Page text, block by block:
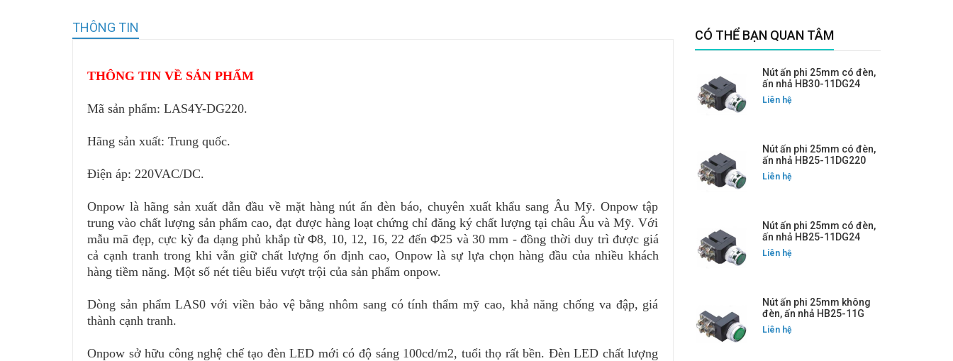
THÔNG TIN
THÔNG TIN VỀ SẢN PHẨM
Mã sản phẩm: LAS4Y-DG220.
Hãng sản xuất: Trung quốc.
Điện áp: 220VAC/DC.
Onpow là hãng sản xuất dẫn đầu về mặt hàng nút ấn đèn báo, chuyên xuất khẩu sang Âu Mỹ. Onpow tập
trung vào chất lượng sản phẩm cao, đạt được hàng loạt chứng chỉ đăng ký chất lượng tại châu Âu và Mỹ. Với
mẫu mã đẹp, cực kỳ đa dạng phủ khắp từ Φ8, 10, 12, 16, 22 đến Φ25 và 30 mm - đồng thời duy trì được giá
cả cạnh tranh trong khi vẫn giữ chất lượng ổn định cao, Onpow là sự lựa chọn hàng đầu của nhiều khách
hàng tiềm năng. Một số nét tiêu biểu vượt trội của sản phẩm onpow.
Dòng sản phẩm LAS0 với viền bảo vệ bằng nhôm sang có tính thẩm mỹ cao, khả năng chống va đập, giá
thành cạnh tranh.
Onpow sở hữu công nghệ chế tạo đèn LED mới có độ sáng 100cd/m2, tuổi thọ rất bền. Đèn LED chất lượng
CÓ THỂ BẠN QUAN TÂM
Nút ấn phi 25mm có đèn,
ấn nhả HB30-11DG24
Liên hệ
Nút ấn phi 25mm có đèn,
ấn nhả HB25-11DG220
Liên hệ
Nút ấn phi 25mm có đèn,
ấn nhả HB25-11DG24
Liên hệ
Nút ấn phi 25mm không
đèn, ấn nhả HB25-11G
Liên hệ